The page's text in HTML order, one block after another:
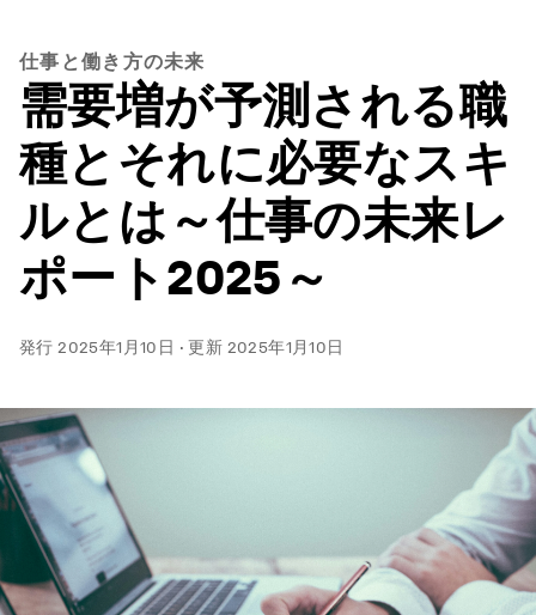
仕事と働き方の未来
需要増が予測される職
種とそれに必要なスキ
ルとは～仕事の未来レ
ポート2025～
発行2025年1月10日 ·更新 2025年1月10日